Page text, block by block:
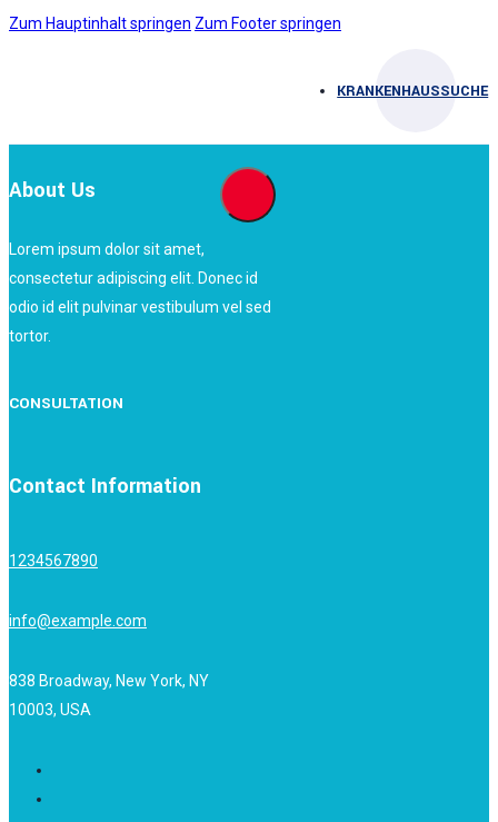
Zum Hauptinhalt springen Zum Footer springen
KRANKENHAUSSUCHE
About Us
Lorem ipsum dolor sit amet,
consectetur adipiscing elit. Donec id
odio id elit pulvinar vestibulum vel sed
tortor.
CONSULTATION
Contact Information
1234567890
info@example.com
838 Broadway, New York, NY
10003, USA